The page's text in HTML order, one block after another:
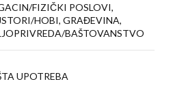
FIZIČKI POSLOVI,
HOBI, GRAĐEVINA,
BAŠTOVANSTVO
UPOTREBA